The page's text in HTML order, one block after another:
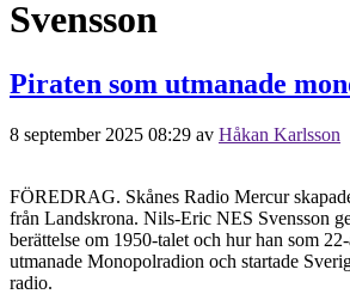
Svensson
Piraten som utmanade
8 september 2025 08:29 av Håkan Karlsson
FÖREDRAG. Skånes Radio Mercur
från Landskrona. Nils-Eric NES Svensson
berättelse om 1950-talet och hur han som
utmanade Monopolradion och startade
radio.